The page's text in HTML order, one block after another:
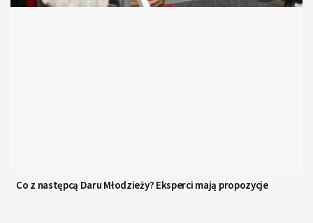
Co z następcą Daru Młodzieży? Eksperci mają propozycje